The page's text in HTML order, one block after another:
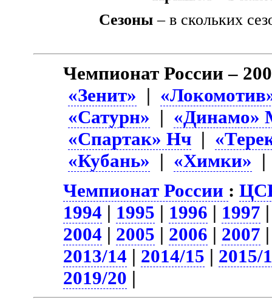
Сезоны – в скольких
Чемпионат России –
«Зенит» |
«Сатурн» | «Динамо»
«Спартак» Нч |
«Кубань» | «Химки»
Чемпионат России :
1994 | 1995 | 1996 | 1997
2004 | 2005 | 2006 | 2007
2013/14 | 2014/15 | 2015/
2019/20 |